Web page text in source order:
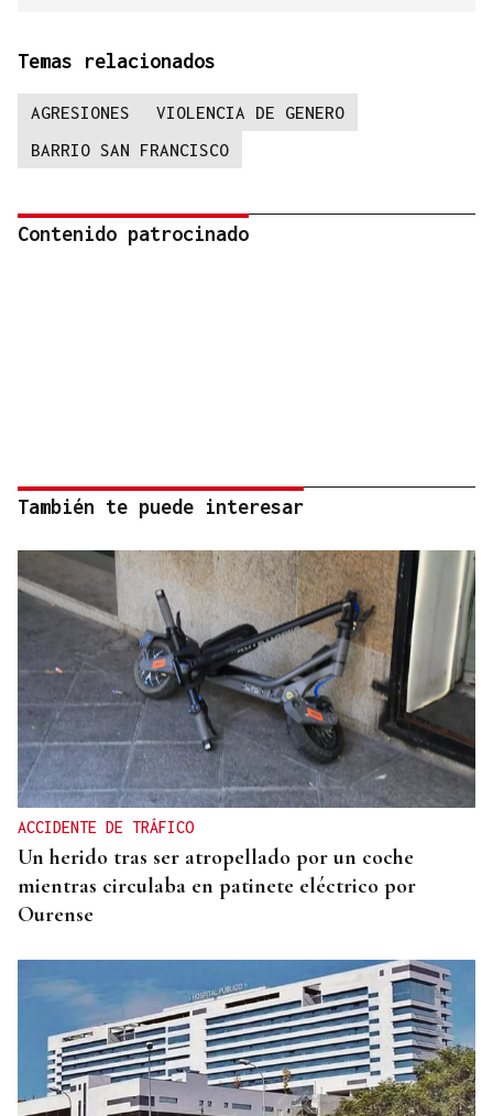
Temas relacionados
AGRESIONES
VIOLENCIA DE GENERO
BARRIO SAN FRANCISCO
Contenido patrocinado
También te puede interesar
ACCIDENTE DE TRÁFICO
Un herido tras ser atropellado por un coche
mientras circulaba en patinete eléctrico por
Ourense